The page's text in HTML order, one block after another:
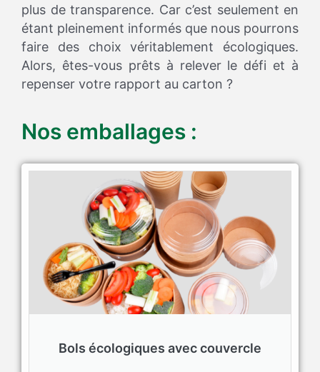
plus de transparence. Car c’est seulement en
étant pleinement informés que nous pourrons
faire des choix véritablement écologiques.
Alors, êtes-vous prêts à relever le défi et à
repenser votre rapport au carton ?
Nos emballages :
Bols écologiques avec couvercle